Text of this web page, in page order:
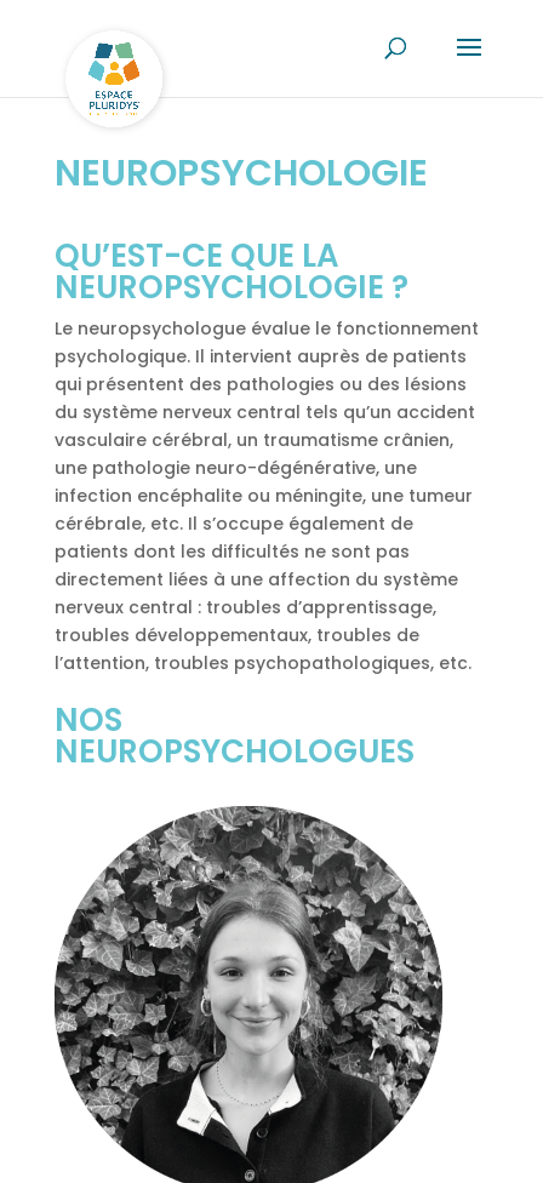
NEUROPSYCHOLOGIE
QU’EST-CE QUE LA
NEUROPSYCHOLOGIE ?
Le neuropsychologue évalue le fonctionnement
psychologique. Il intervient auprès de patients
qui présentent des pathologies ou des lésions
du système nerveux central tels qu’un accident
vasculaire cérébral, un traumatisme crânien,
une pathologie neuro-dégénérative, une
infection encéphalite ou méningite, une tumeur
cérébrale, etc. Il s’occupe également de
patients dont les difficultés ne sont pas
directement liées à une affection du système
nerveux central : troubles d’apprentissage,
troubles développementaux, troubles de
l’attention, troubles psychopathologiques, etc.
NOS
NEUROPSYCHOLOGUES